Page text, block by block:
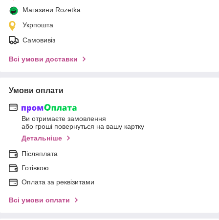
Магазини Rozetka
Укрпошта
Самовивіз
Всі умови доставки
Умови оплати
Ви отримаєте замовлення
або гроші повернуться на вашу картку
Детальніше
Післяплата
Готівкою
Оплата за реквізитами
Всі умови оплати